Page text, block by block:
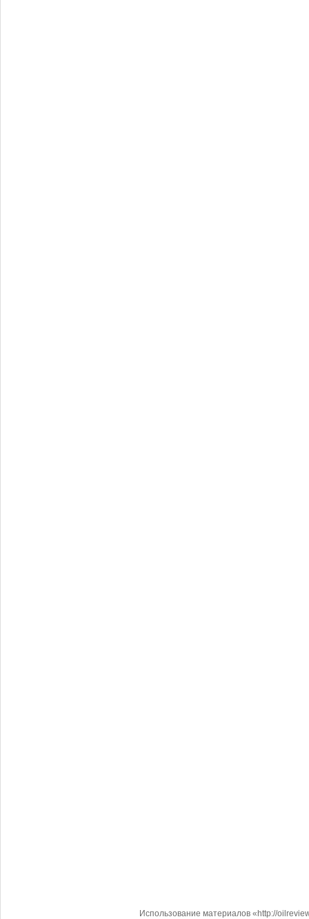
Использование материалов «http://